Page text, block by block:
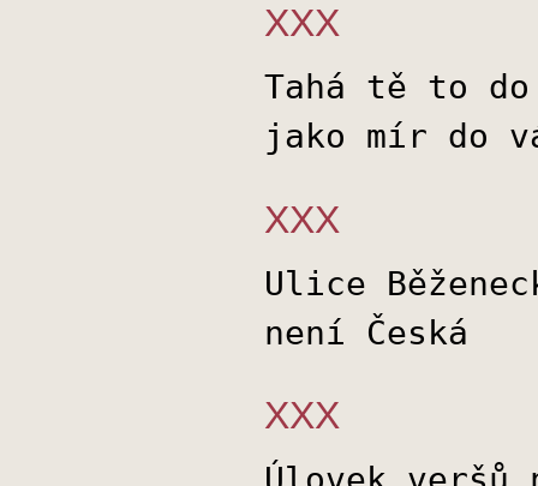
XXX
Tahá tě to
jako mír do
XXX
Ulice
není Česká
XXX